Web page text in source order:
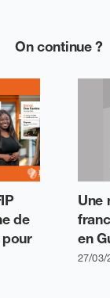
On continue ?
de
pour
Une
en
27/03/